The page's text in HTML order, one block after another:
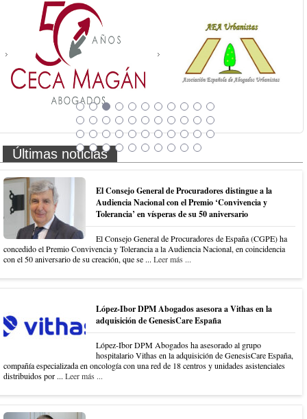
Últimas noticias
El Consejo General de Procuradores distingue a la
Audiencia Nacional con el Premio ‘Convivencia y
Tolerancia’ en vísperas de su 50 aniversario
El Consejo General de Procuradores de España (CGPE) ha
concedido el Premio Convivencia y Tolerancia a la Audiencia Nacional, en coincidencia
con el 50 aniversario de su creación, que se ... Leer más ...
López-Ibor DPM Abogados asesora a Vithas en la
adquisición de GenesisCare España
López-Ibor DPM Abogados ha asesorado al grupo
hospitalario Vithas en la adquisición de GenesisCare España,
compañía especializada en oncología con una red de 18 centros y unidades asistenciales
distribuidos por ... Leer más ...